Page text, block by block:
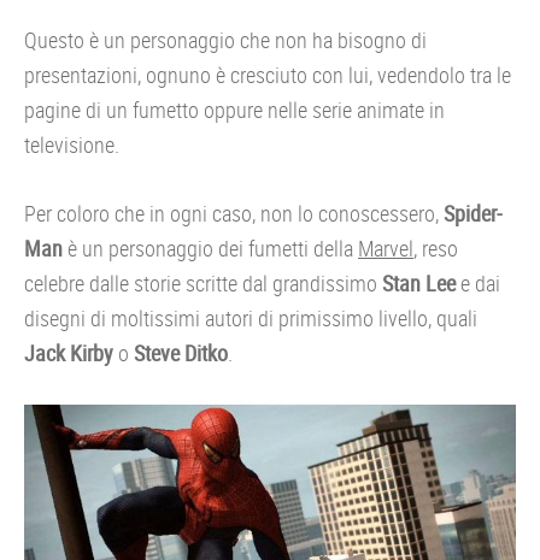
Questo è un personaggio che non ha bisogno di
presentazioni, ognuno è cresciuto con lui, vedendolo tra le
pagine di un fumetto oppure nelle serie animate in
televisione.
Per coloro che in ogni caso, non lo conoscessero, Spider-
Man è un personaggio dei fumetti della Marvel, reso
celebre dalle storie scritte dal grandissimo Stan Leee dai
disegni di moltissimi autori di primissimo livello, quali
Jack Kirby o Steve Ditko.